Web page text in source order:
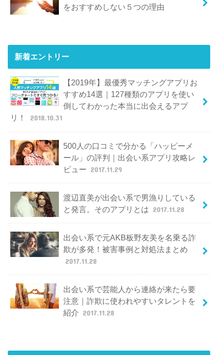
をおすすめしない５つの理由
新着エントリー
【2019年】最優秀マッチングアプリお
すすめ14選｜127種類のアプリを使い
倒してわかった本当に出会えるアプ
リ！
2018.10.31
500人の口コミで分かる「ハッピーメ
ール」の評判｜出会い系アプリ攻略レ
ビュー 2017.11.29
渡辺直美が出会い系で男漁りしている
と発言。そのアプリとは 2017.11.28
出会い系で元AKB板野友美を名乗る詐
欺が多発！被害事例と対処法まとめ
2017.11.28
出会い系で芸能人から連絡が来たら要
注意｜詐欺に使われやすいタレントを
紹介 2017.11.28